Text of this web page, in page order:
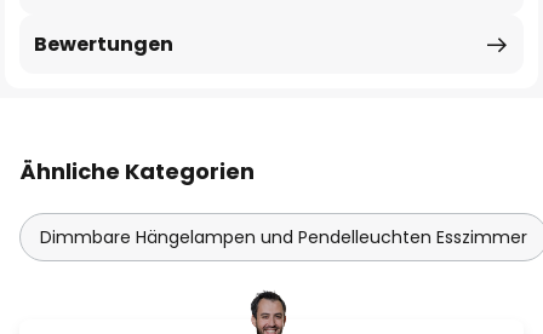
Bewertungen
Ähnliche Kategorien
Dimmbare Hängelampen und Pendelleuchten Esszimmer